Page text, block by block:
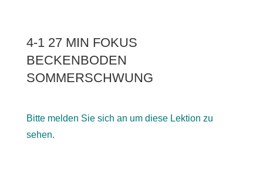
4-1 27 MIN FOKUS
BECKENBODEN
SOMMERSCHWUNG
Bitte melden Sie sich an um diese Lektion zu
sehen.